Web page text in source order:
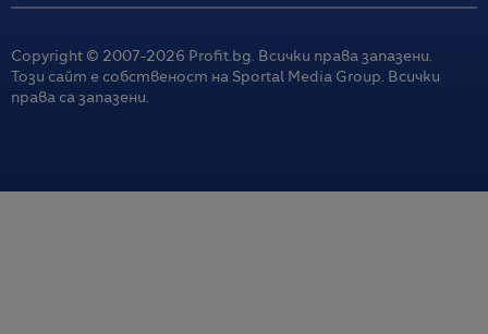
Copyright © 2007-2026 Profit.bg. Всички права запазени.
Този сайт е собственост на Sportal Media Group. Всички
права са запазени.